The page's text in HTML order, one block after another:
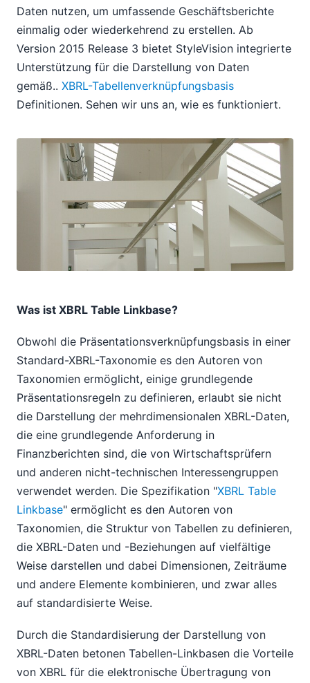
Daten nutzen, um umfassende Geschäftsberichte
einmalig oder wiederkehrend zu erstellen. Ab
Version 2015 Release 3 bietet StyleVision integrierte
Unterstützung für die Darstellung von Daten
gemäß.. XBRL-Tabellenverknüpfungsbasis
Definitionen. Sehen wir uns an, wie es funktioniert.
Was ist XBRL Table Linkbase?
Obwohl die Präsentationsverknüpfungsbasis in einer
Standard-XBRL-Taxonomie es den Autoren von
Taxonomien ermöglicht, einige grundlegende
Präsentationsregeln zu definieren, erlaubt sie nicht
die Darstellung der mehrdimensionalen XBRL-Daten,
die eine grundlegende Anforderung in
Finanzberichten sind, die von Wirtschaftsprüfern
und anderen nicht-technischen Interessengruppen
verwendet werden. Die Spezifikation "XBRL Table
Linkbase" ermöglicht es den Autoren von
Taxonomien, die Struktur von Tabellen zu definieren,
die XBRL-Daten und -Beziehungen auf vielfältige
Weise darstellen und dabei Dimensionen, Zeiträume
und andere Elemente kombinieren, und zwar alles
auf standardisierte Weise.
Durch die Standardisierung der Darstellung von
XBRL-Daten betonen Tabellen-Linkbasen die Vorteile
von XBRL für die elektronische Übertragung von